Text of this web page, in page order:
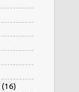
(16)